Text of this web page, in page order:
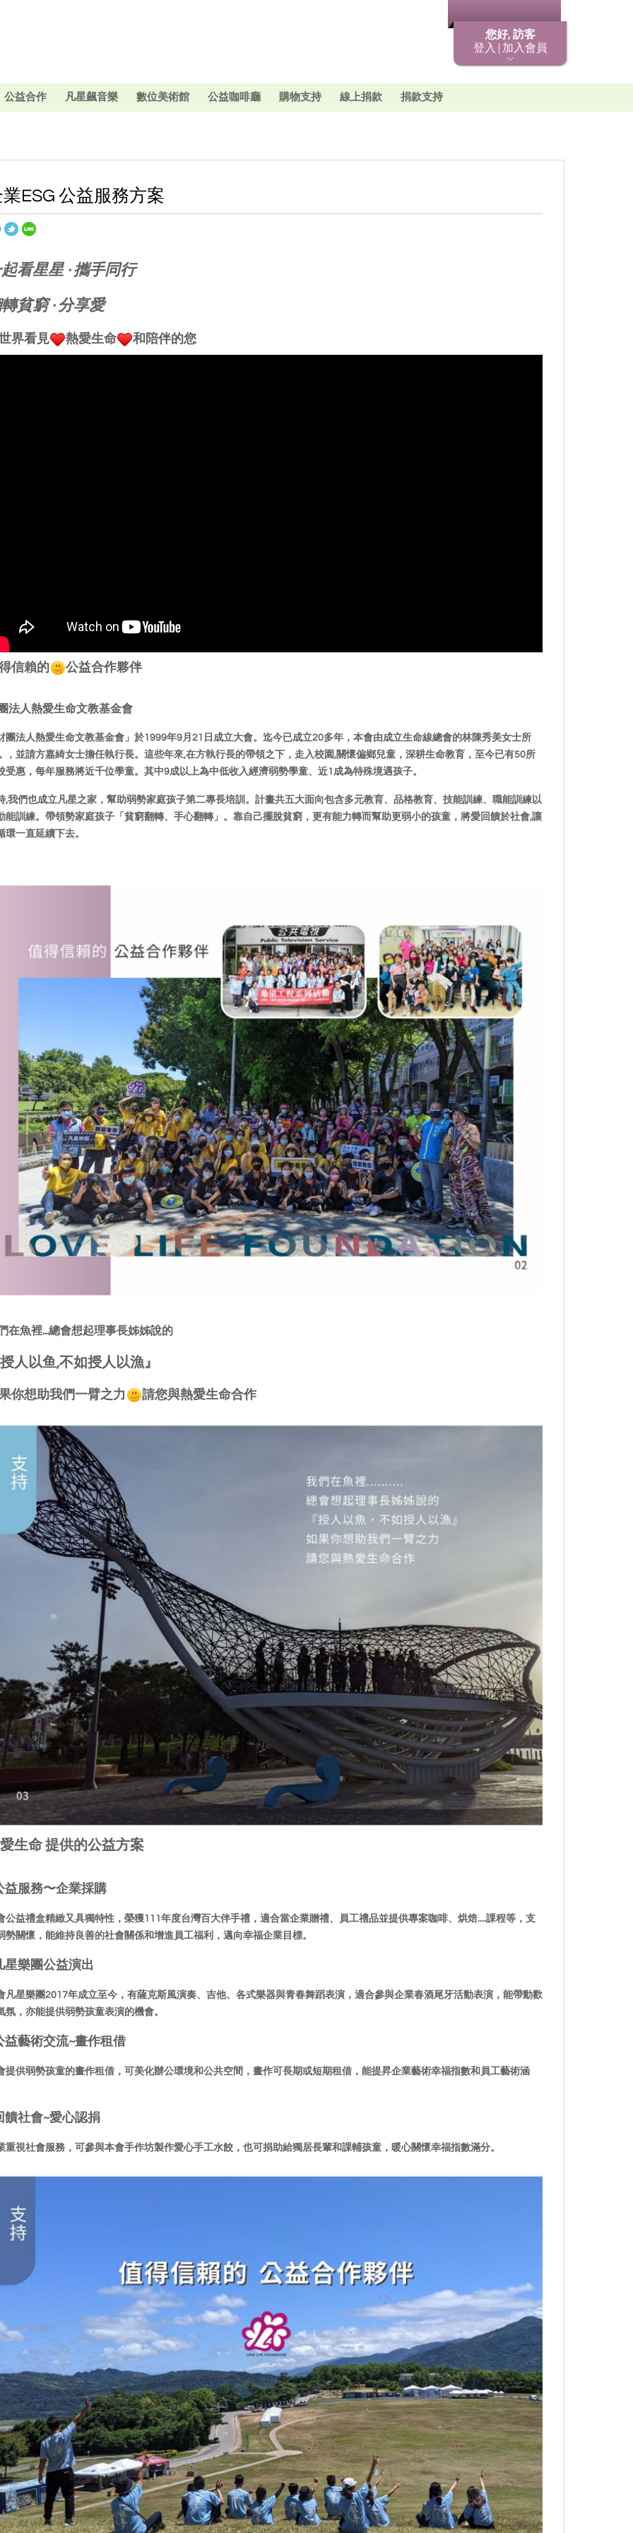
您好, 訪客
登入 | 加入會員
公益合作 凡星飆音樂 數位美術館 公益咖啡廳 購物支持 線上捐款 捐款支持
ESG 公益服務方案
看星星 · 攜手同行
貧窮· 分享愛
界看見 熱愛生命 和陪伴的您
信賴的 公益合作夥伴
法人熱愛生命文教基金會
團法人熱愛生命文教基金會」於1999年9月21日成立大會。迄今已成立20多年， 本會由成立生命線總會的林陳秀美女士所
，並請方嘉綺女士擔任執行長。 這些年來,在方執行長的帶領之下，走入校園,關懷偏鄉兒童，深耕生命教育，至今已有50所
受惠，每年服務將近千位學童。其中9成以上為中低收入經濟弱勢學童、近1成為特殊境遇孩子。
,我們也成立凡星之家，幫助弱勢家庭孩子第二專長培訓。計畫共五大面向包含多元教育、品格教育、技能訓練、職能訓練以
能訓練。帶領勢家庭孩子「 貧窮翻轉、手心翻轉」。靠自己擺脫貧窮，更有能力轉而幫助更弱小的孩童，將愛回饋於社會,讓
環一直延續下去。
在魚裡...總會想起理事長姊姊說的
人以鱼,不如授人以漁』
你想助我們一臂之力 請您與熱愛生命合作
生命 提供的公益方案
益服務〜企業採購
公益禮盒精緻又具獨特性，榮獲111年度台灣百大伴手禮，適合當企業贈禮、員工禮品並提供專案咖啡、烘焙....課程等，支
勢關懷，能維持良善的社會關係和增進員工福利，邁向幸福企業目標。
星樂團公益演出
凡星樂團2017年成立至今，有薩克斯風演奏、吉他、各式樂器與青春舞蹈表演，適合參與企業春酒尾牙活動表演，能帶動歡
氛，亦能提供弱勢孩童表演的機會。
益藝術交流~畫作租借
提供弱勢孩童的畫作租借，可美化辦公環境和公共空間，畫作可長期或短期租借，能提昇企業藝術幸福指數和員工藝術涵
饋社會~愛心認捐
重視社會服務，可參與本會手作坊製作愛心手工水餃，也可捐助給獨居長輩和課輔孩童，暖心關懷幸福指數滿分。